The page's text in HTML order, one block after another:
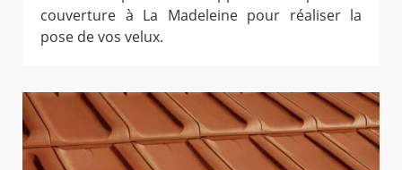
couverture à La Madeleine pour réaliser la
pose de vos velux.